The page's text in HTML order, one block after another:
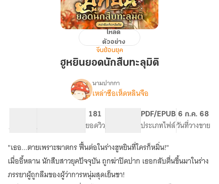
ยอด
นักสืบ
ทะลุ
โหลด
ตัวอย่าง
จีนย้อนยุค
ฮูหยินยอดนักสืบทะลุมิติ
เรื่อง
มิติ
นามปากกา
เหล่าซือเห็ดหลินจือ
จำนวนคำ จำนวนหน้า (A5)
181
ยอดวิวระดับเนื้อหา
PDF/EPUB
ประเภทไฟล์
6 ก.ค. 68
วันที่วางขาย
"เธอ...ตายเพราะฆาตกร ฟื้นต่อในร่างฮูหยินที่ใครก็หมิ่น!"
เมื่ออี้หลาน นักสืบสาวยุคปัจจุบัน ถูกฆ่าปิดปาก เธอกลับตื่นขึ้นมาในร่าง
ภรรยาผู้ถูกลืมของผู้ว่าการหนุ่มสุดเย็นชา!